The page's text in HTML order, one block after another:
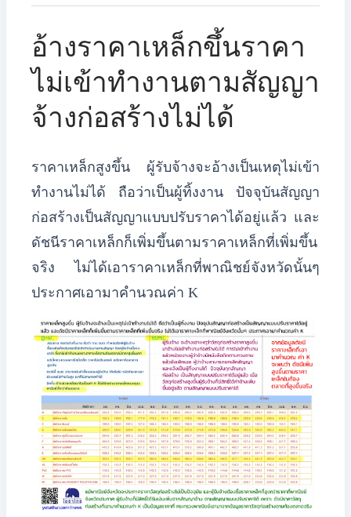
อ้างราคาเหล็กขึ้นราคา
ไม่เข้าทำงานตามสัญญา
จ้างก่อสร้างไม่ได้
ราคาเหล็กสูงขึ้น ผู้รับจ้างจะอ้างเป็นเหตุไม่เข้า
ทำงานไม่ได้ ถือว่าเป็นผู้ทิ้งงาน ปัจจุบันสัญญา
ก่อสร้างเป็นสัญญาแบบปรับราคาได้อยู่แล้ว และ
ดัชนีราคาเหล็กก็เพิ่มขึ้นตามราคาเหล็กที่เพิ่มขึ้น
จริง ไม่ได้เอาราคาเหล็กที่พาณิชย์จังหวัดนั้นๆ
ประกาศเอามาคำนวณค่า K